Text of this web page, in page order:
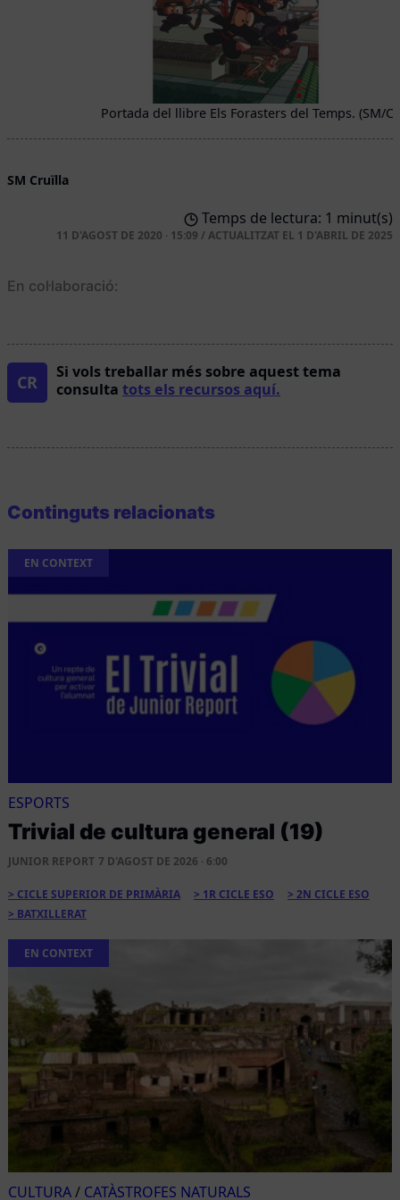
Portada del llibre Els Forasters del Temps. (SM/
SM Cruïlla
Temps de lectura: 1 minut(s)
11 D'AGOST DE 2020 · 15:09 /ACTUALITZAT EL 1 D'ABRIL DE 2025
En col·laboració:
CR
Si vols treballar més sobre aquest tema
consulta tots els recursos aquí.
Continguts relacionats
EN CONTEXT
ESPORTS
Trivial de cultura general (19)
JUNIOR REPORT 7 D'AGOST DE 2026 · 6:00
CICLE SUPERIOR DE PRIMÀRIA 1R CICLE ESO
2N CICLE ESO
BATXILLERAT
EN CONTEXT
CULTURA/ CATÀSTROFES NATURALS